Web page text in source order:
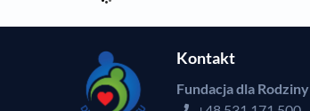
Kontakt
Fundacja dla Rodziny